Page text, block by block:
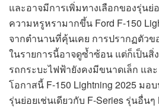
และอาจมีการเพิ่มทางเลือกของรุ่น
ความหรูหรามากขึ้น Ford F-150
จากตำนานที่คุ้นเคย การปรากฏตัวข
ในรายการนี้อาจดูซ้ำซ้อน แต่ก็เป็นสิ่
รถกระบะไฟฟ้ายังคงมีขนาดเล็ก แล
โอกาสนี้ F-150 Lightning 2025 มอ
รุ่นย่อยเช่นเดียวกับ F-Series รุ่นอื่น